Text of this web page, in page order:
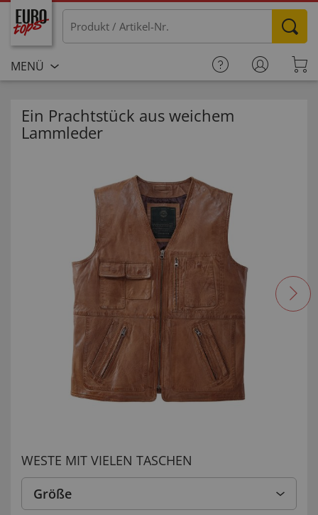
MENÜ
Ein Prachtstück aus weichem
Lammleder
WESTE MIT VIELEN TASCHEN
Größe